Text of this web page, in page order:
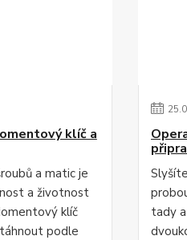
klíč a
a matic je
a životnost
klíč
podle
25.
tady